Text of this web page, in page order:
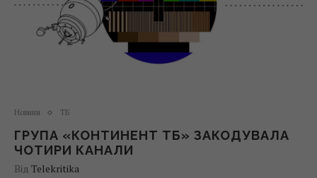
Новини ТБ
ГРУПА «КОНТИНЕНТ ТБ» ЗАКОДУВАЛА
ЧОТИРИ КАНАЛИ
Від Telekritika